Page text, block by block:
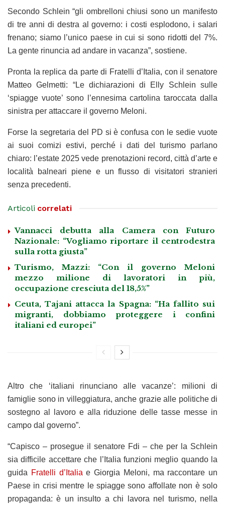
Secondo Schlein “gli ombrelloni chiusi sono un manifesto
di tre anni di destra al governo: i costi esplodono, i salari
frenano; siamo l’unico paese in cui si sono ridotti del 7%.
La gente rinuncia ad andare in vacanza”, sostiene.
Pronta la replica da parte di Fratelli d’Italia, con il senatore
Matteo Gelmetti: “Le dichiarazioni di Elly Schlein sulle
‘spiagge vuote’ sono l’ennesima cartolina taroccata dalla
sinistra per attaccare il governo Meloni.
Forse la segretaria del PD si è confusa con le sedie vuote
ai suoi comizi estivi, perché i dati del turismo parlano
chiaro: l’estate 2025 vede prenotazioni record, città d’arte e
località balneari piene e un flusso di visitatori stranieri
senza precedenti.
Articoli correlati
Vannacci debutta alla Camera con Futuro
Nazionale: “Vogliamo riportare il centrodestra
sulla rotta giusta”
Turismo, Mazzi: “Con il governo Meloni
mezzo milione di lavoratori in più,
occupazione cresciuta del 18,5%”
Ceuta, Tajani attacca la Spagna: “Ha fallito sui
migranti, dobbiamo proteggere i confini
italiani ed europei”
Altro che ‘italiani rinunciano alle vacanze’: milioni di
famiglie sono in villeggiatura, anche grazie alle politiche di
sostegno al lavoro e alla riduzione delle tasse messe in
campo dal governo”.
“Capisco – prosegue il senatore Fdi – che per la Schlein
sia difficile accettare che l’Italia funzioni meglio quando la
guida Fratelli d’Italia e Giorgia Meloni, ma raccontare un
Paese in crisi mentre le spiagge sono affollate non è solo
propaganda: è un insulto a chi lavora nel turismo, nella